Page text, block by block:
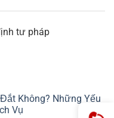
tư pháp
Không? Những Yếu
Vụ